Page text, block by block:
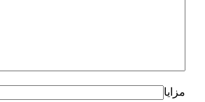
مزایا